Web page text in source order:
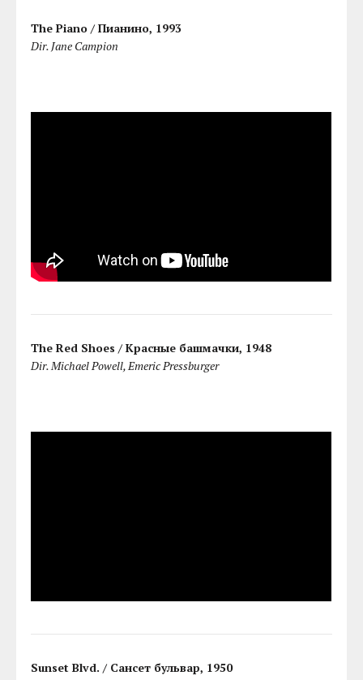
The Piano / Пианино, 1993
Dir. Jane Campion
The Red Shoes / Красные башмачки, 1948
Dir. Michael Powell, Emeric Pressburger
Sunset Blvd. / Сансет бульвар, 1950